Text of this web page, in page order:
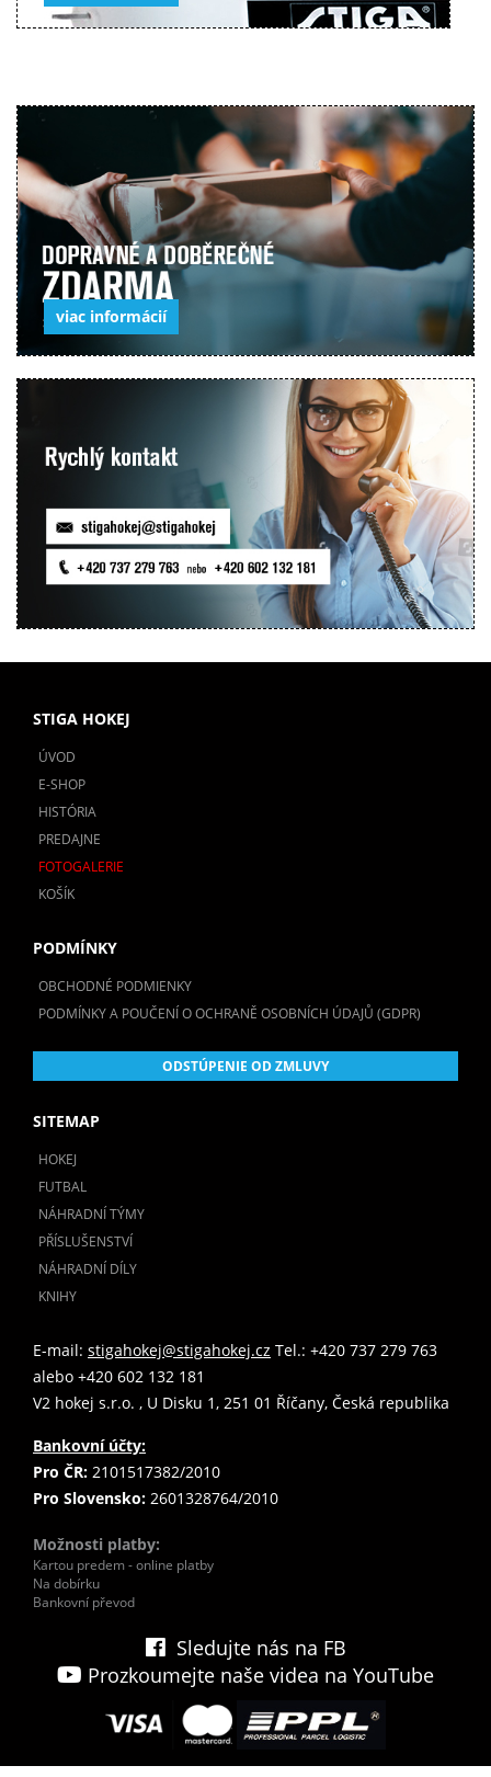
viac informácií
STIGA HOKEJ
ÚVOD
E-SHOP
HISTÓRIA
PREDAJNE
FOTOGALERIE
KOŠÍK
PODMÍNKY
OBCHODNÉ PODMIENKY
PODMÍNKY A POUČENÍ O OCHRANĚ OSOBNÍCH ÚDAJŮ (GDPR)
ODSTÚPENIE OD ZMLUVY
SITEMAP
HOKEJ
FUTBAL
NÁHRADNÍ TÝMY
PŘÍSLUŠENSTVÍ
NÁHRADNÍ DÍLY
KNIHY
E-mail: stigahokej@stigahokej.cz Tel.: +420 737 279 763
alebo +420 602 132 181
V2 hokej s.r.o. , U Disku 1, 251 01 Říčany, Česká republika
Bankovní účty:
Pro ČR: 2101517382/2010
Pro Slovensko: 2601328764/2010
Možnosti platby:
Kartou predem - online platby
Na dobírku
Bankovní převod
Sledujte nás na FB
Prozkoumejte naše videa na YouTube